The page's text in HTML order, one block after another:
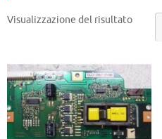
Visualizzazione del risultato